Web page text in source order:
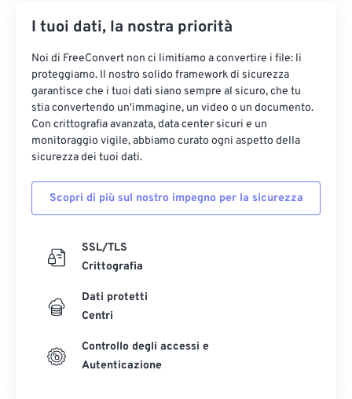
I tuoi dati, la nostra priorità
Noi di FreeConvert non ci limitiamo a convertire i file: li
proteggiamo. Il nostro solido framework di sicurezza
garantisce che i tuoi dati siano sempre al sicuro, che tu
stia convertendo un'immagine, un video o un documento.
Con crittografia avanzata, data center sicuri e un
monitoraggio vigile, abbiamo curato ogni aspetto della
sicurezza dei tuoi dati.
Scopri di più sul nostro impegno per la sicurezza
SSL/TLS
Crittografia
Dati protetti
Centri
Controllo degli accessi e
Autenticazione